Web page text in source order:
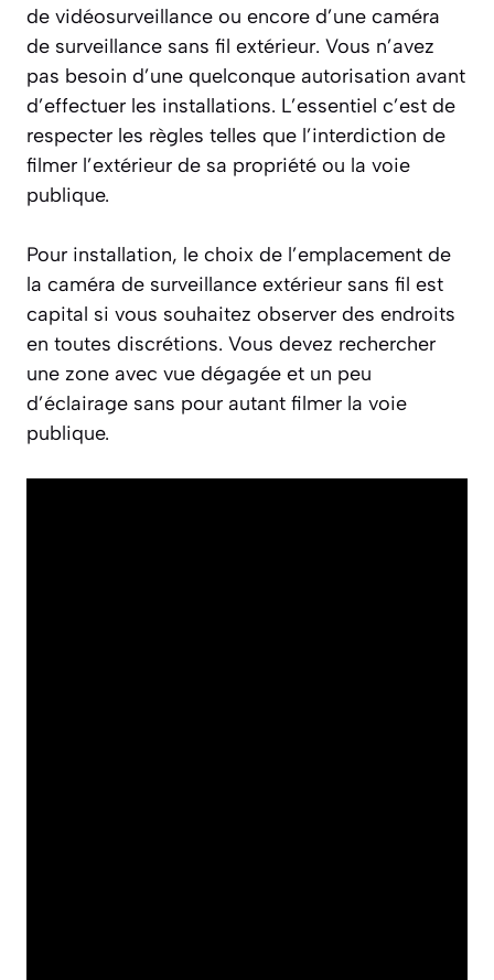
de vidéosurveillance ou encore d’une caméra
de surveillance sans fil extérieur. Vous n’avez
pas besoin d’une quelconque autorisation avant
d’effectuer les installations. L’essentiel c’est de
respecter les règles telles que l’interdiction de
filmer l’extérieur de sa propriété ou la voie
publique.
Pour installation, le choix de l’emplacement de
la caméra de surveillance extérieur sans fil est
capital si vous souhaitez observer des endroits
en toutes discrétions. Vous devez rechercher
une zone avec vue dégagée et un peu
d’éclairage sans pour autant filmer la voie
publique.